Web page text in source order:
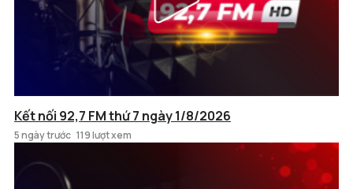
Kết nối 92,7 FM thứ 7 ngày 1/8/2026
5 ngày trước 119 lượt xem